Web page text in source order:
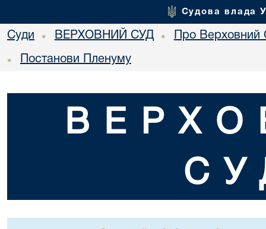
Судова влада
Суди • ВЕРХОВНИЙ СУД • Про Верховний
• Постанови Пленуму